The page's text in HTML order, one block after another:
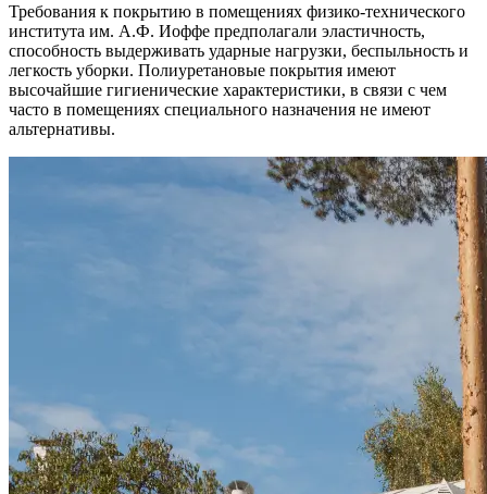
Требования к покрытию в помещениях физико-технического
института им. А.Ф. Иоффе предполагали эластичность,
способность выдерживать ударные нагрузки, беспыльность и
легкость уборки. Полиуретановые покрытия имеют
высочайшие гигиенические характеристики, в связи с чем
часто в помещениях специального назначения не имеют
альтернативы.